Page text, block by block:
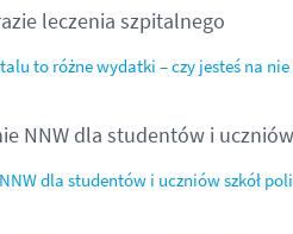
leczenia szpitalnego
to różne wydatki – czy jesteś na
NNW dla studentów i
dla studentów i uczniów szkół